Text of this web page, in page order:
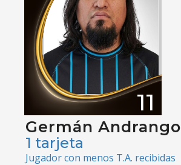
11
Germán Andrango
1 tarjeta
Jugador con menos T.A. recibidas